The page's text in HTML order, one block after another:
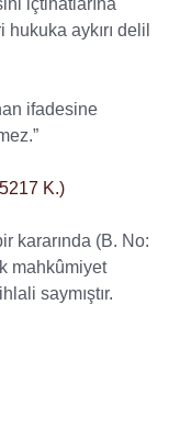
içtihatlarına
aykırı delil
ifadesine
K.)
kararında (B. No:
mahkûmiyet
saymıştır.